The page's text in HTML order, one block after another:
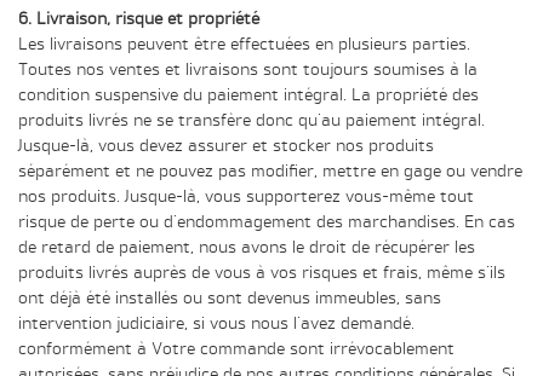
6. Livraison, risque et propriété
Les livraisons peuvent être effectuées en plusieurs parties.
Toutes nos ventes et livraisons sont toujours soumises à la
condition suspensive du paiement intégral. La propriété des
produits livrés ne se transfère donc qu'au paiement intégral.
Jusque-là, vous devez assurer et stocker nos produits
séparément et ne pouvez pas modifier, mettre en gage ou vendre
nos produits. Jusque-là, vous supporterez vous-même tout
risque de perte ou d'endommagement des marchandises. En cas
de retard de paiement, nous avons le droit de récupérer les
produits livrés auprès de vous à vos risques et frais, même s'ils
ont déjà été installés ou sont devenus immeubles, sans
intervention judiciaire, si vous nous l'avez demandé.
conformément à Votre commande sont irrévocablement